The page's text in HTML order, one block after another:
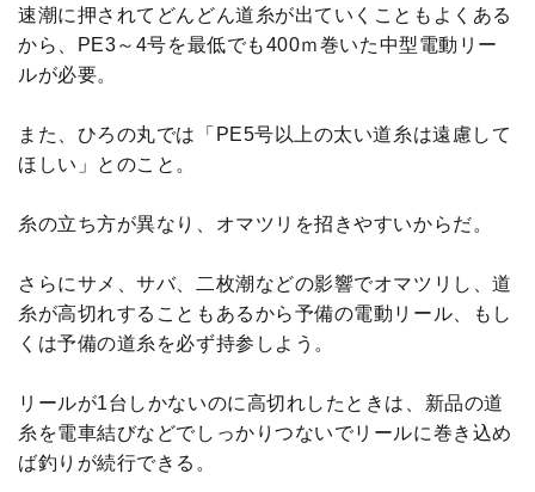
速潮に押されてどんどん道糸が出ていくこともよくある
から、PE3～4号を最低でも400ｍ巻いた中型電動リー
ルが必要。
また、ひろの丸では「PE5号以上の太い道糸は遠慮して
ほしい」とのこと。
糸の立ち方が異なり、オマツリを招きやすいからだ。
さらにサメ、サバ、二枚潮などの影響でオマツリし、道
糸が高切れすることもあるから予備の電動リール、もし
くは予備の道糸を必ず持参しよう。
リールが1台しかないのに高切れしたときは、新品の道
糸を電車結びなどでしっかりつないでリールに巻き込め
ば釣りが続行できる。